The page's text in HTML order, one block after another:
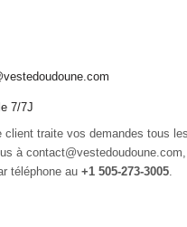
7/7J
client traite vos demandes tous
à
téléphone au +1 505-273-3005.